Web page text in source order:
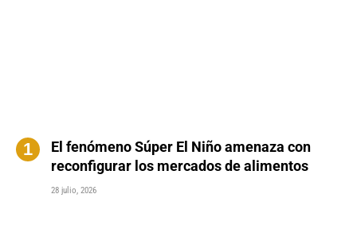
El fenómeno Súper El Niño amenaza con
reconfigurar los mercados de alimentos
28 julio, 2026